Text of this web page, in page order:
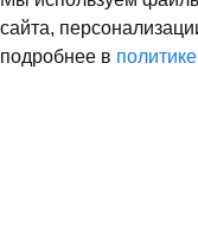
сайта,
подробнее в